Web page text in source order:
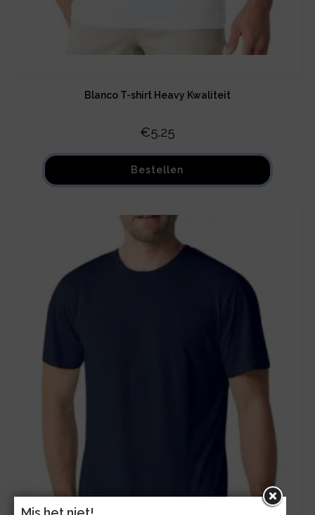
Blanco T-shirt Heavy Kwaliteit
€5.25
Bestellen